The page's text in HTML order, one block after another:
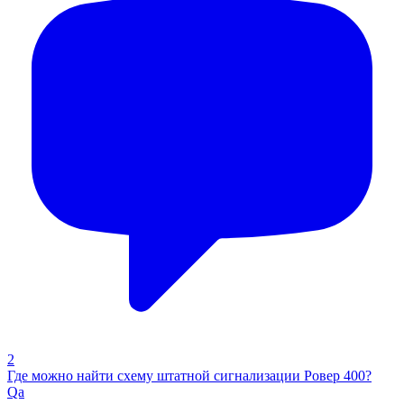
2
Где можно найти схему штатной сигнализации Ровер 400?
Qa